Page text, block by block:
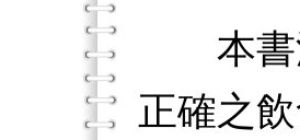
本書深
正確之